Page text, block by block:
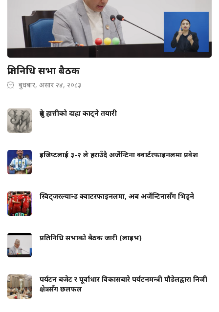
प्रतिनिधि सभा बैठक
बुधबार, असार २४, २०८३
ध्रुवे हात्तीको दाह्रा काट्ने तयारी
इजिप्टलाई ३-२ ले हराउँदै अर्जेन्टिना क्वार्टरफाइनलमा प्रवेश
स्विट्जरल्यान्ड क्वाटरफाइनलमा, अब अर्जेन्टिनासँग भिड्ने
प्रतिनिधि सभाको बैठक जारी (लाइभ)
पर्यटन बजेट र पूर्वाधार विकासबारे पर्यटनमन्त्री पौडेलद्वारा निजी
क्षेत्रसँग छलफल